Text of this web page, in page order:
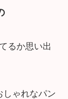
るか思い出
ゃれなパン